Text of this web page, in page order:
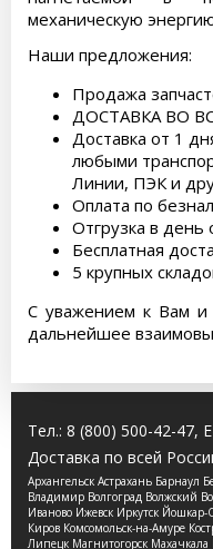
механическую
Наши предложения:
Продажа
ДОСТАВКА ВО
Доставка от 1
любыми
Линии, ПЭК и
Оплата по
Отгрузка в день
Бесплатная
5 крупных
С уважением к Вам и
дальнейшее
Тел.: 8 (800) 500-42-47,
Доставка по всей
Архангельск Астрахань Барнаул
Владимир Волгоград Волжский
Иваново Ижевск Иркутск
Киров Комсомольск-на-Амуре
Липецк Магнитогорск